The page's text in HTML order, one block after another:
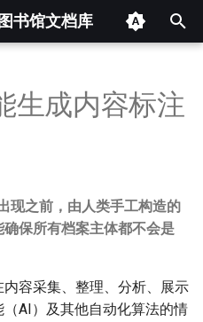
书馆文档库
隐秘的现代自阉者（
解码Z世代的"男娘现象"：
🌸扶她文化完全解析：当
镜中自我：变身小说的起
流派与思辨
记忆的边界：全球跨性别
别社群生存现状简报
回顾
生成内容标注
现之前，由人类手工构造的
保所有档案主体都不会是
容采集、整理、分析、展示
AI）及其他自动化算法的情